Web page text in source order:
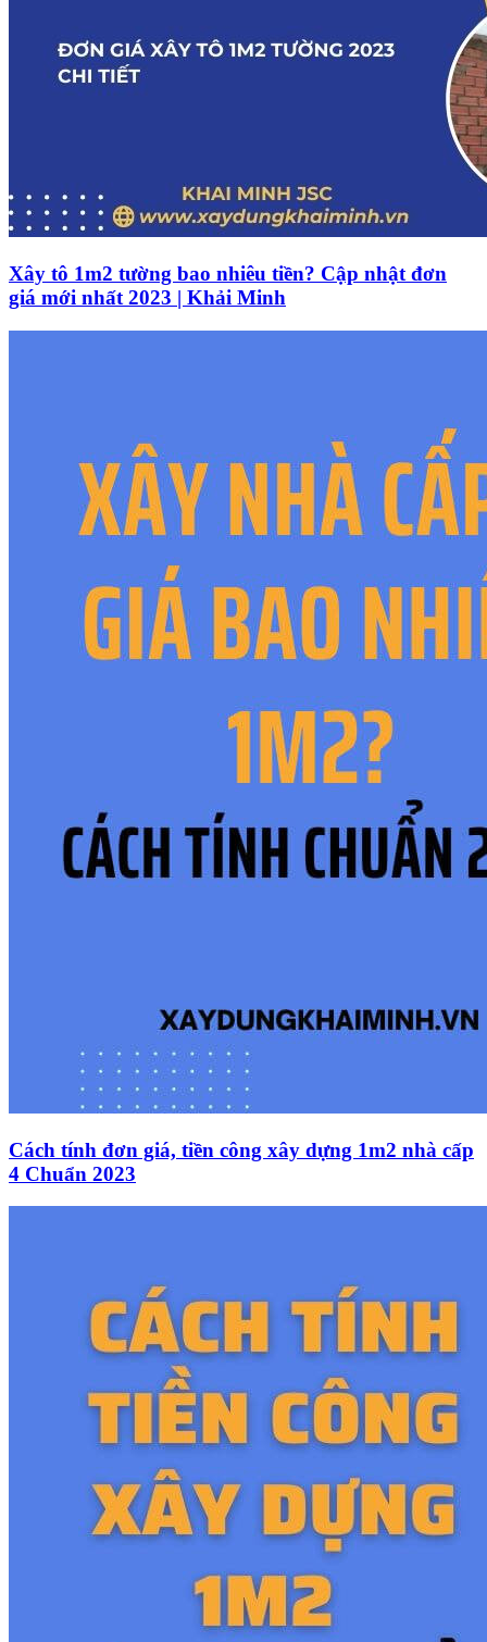
Xây tô 1m2 tường bao nhiêu tiền? Cập nhật đơn
giá mới nhất 2023 | Khải Minh
Cách tính đơn giá, tiền công xây dựng 1m2 nhà cấp
4 Chuẩn 2023